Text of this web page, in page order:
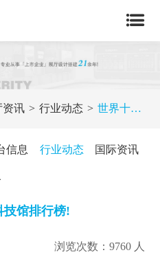
资讯 行业动态 世界十大科技馆排行榜!
信息 行业动态 国际资讯
技馆排行榜!
浏览次数：9760 人